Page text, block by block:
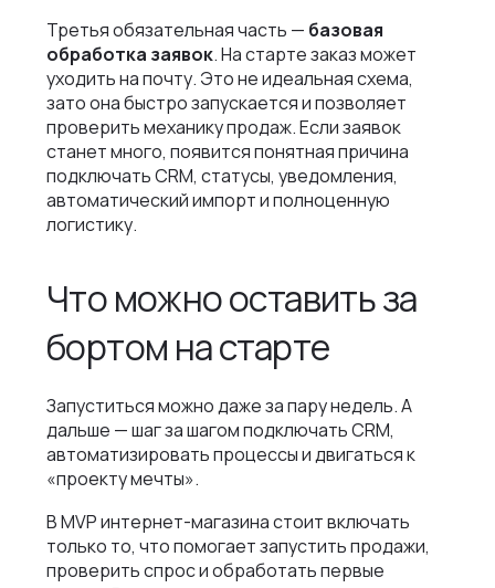
Третья обязательная часть — базовая
обработка заявок. На старте заказ может
уходить на почту. Это не идеальная схема,
зато она быстро запускается и позволяет
проверить механику продаж. Если заявок
станет много, появится понятная причина
подключать CRM, статусы, уведомления,
автоматический импорт и полноценную
логистику.
Что можно оставить за
бортом на старте
Запуститься можно даже за пару недель. А
дальше — шаг за шагом подключать CRM,
автоматизировать процессы и двигаться к
«проекту мечты».
В MVP интернет-магазина стоит включать
только то, что помогает запустить продажи,
проверить спрос и обработать первые